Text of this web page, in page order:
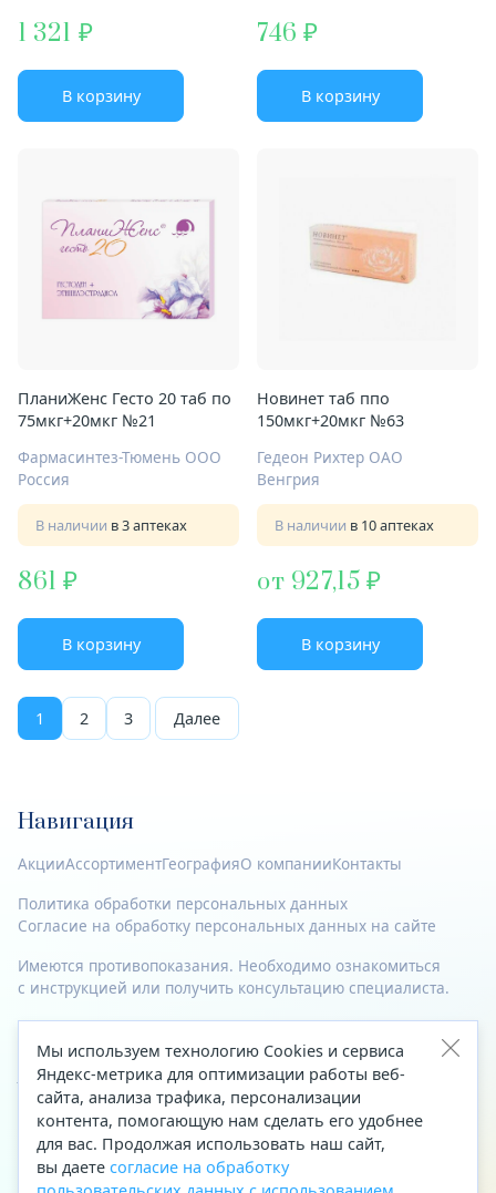
1 321
В корзину
746
В корзину
ПланиЖенс Гесто 20 таб по
75мкг+20мкг №21
Фармасинтез-Тюмень ООО
Россия
В наличии в 3 аптеках
861
В корзину
Новинет таб ппо
150мкг+20мкг №63
Гедеон Рихтер ОАО
Венгрия
В наличии в 10 аптеках
от 927,15
В корзину
1 2 3 Далее
Навигация
АкцииАссортиментГеографияО компанииКонтакты
Политика обработки персональных данных
Согласие на обработку персональных данных на сайте
Имеются противопоказания. Необходимо ознакомиться
с инструкцией или получить консультацию специалиста.
© 2023—2026 Все права защищены.
Адрес
Архангельск, ул. Папанина, д. 19 (вход в здание со стороны
автоцентра «Тойота»)
Приемная Генерального директора
Мы используем технологию Cookies и сервиса
Яндекс-метрика для оптимизации работы веб-
сайта, анализа трафика, персонализации
контента, помогающую нам сделать его удобнее
для вас. Продолжая использовать наш сайт,
вы даете согласие на обработку